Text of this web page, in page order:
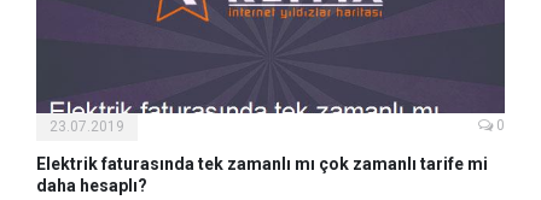
23.07.2019 0
Elektrik faturasında tek zamanlı mı çok zamanlı tarife mi
daha hesaplı?